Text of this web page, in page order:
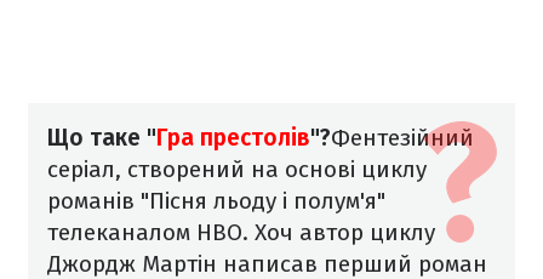
Що таке "Гра престолів"?Фентезійний
серіал, створений на основі циклу
романів "Пісня льоду і полум'я"
телеканалом НВО. Хоч автор циклу
Джордж Мартін написав перший роман